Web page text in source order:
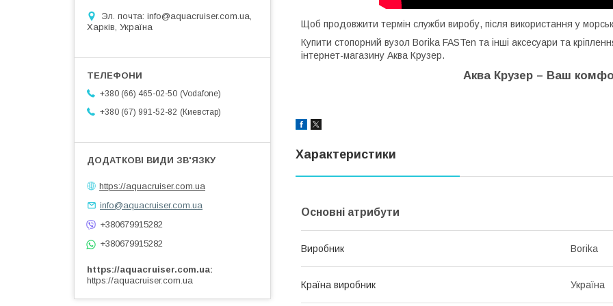
Щоб продовжити термін служби виробу, після використання у
Купити стопорний вузол Borika FASTen та інші аксесуари та
інтернет-магазину Аква Крузер.
Аква Крузер – Ваш
Характеристики
Основні атрибути
Виробник Borika
Країна виробник Україна
Эл. почта: info@aquacruiser.com.ua,
Харків, Україна
+380 (66) 465-02-50 Vodafone
+380 (67) 991-52-82
Киевстар
https://aquacruiser.com.ua
info@aquacruiser.com.ua
+380679915282
+380679915282
https://aquacruiser.com.ua
https://aquacruiser.com.ua